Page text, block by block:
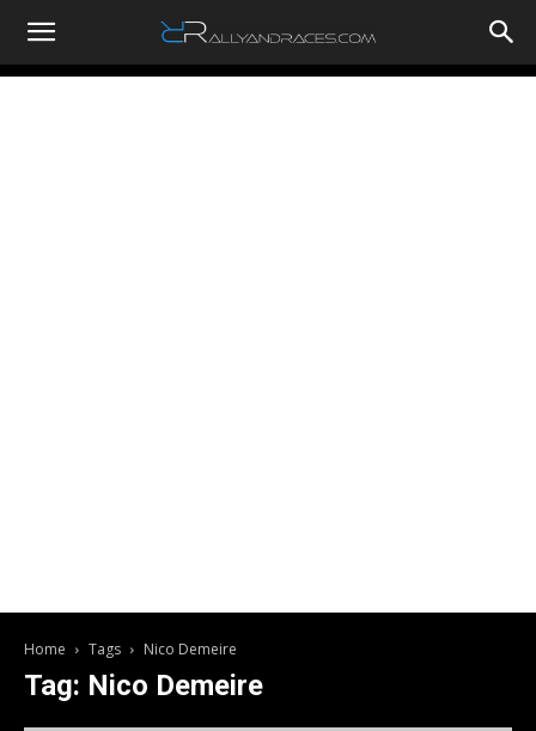
RallyandRaces.com
Home Tags Nico Demeire
Tag: Nico Demeire